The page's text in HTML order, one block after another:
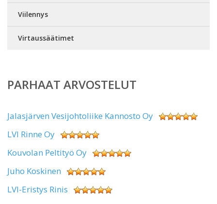
Viilennys
Virtaussäätimet
PARHAAT ARVOSTELUT
Jalasjärven Vesijohtoliike Kannosto Oy
LVI Rinne Oy
Kouvolan Peltityö Oy
Juho Koskinen
LVI-Eristys Rinis